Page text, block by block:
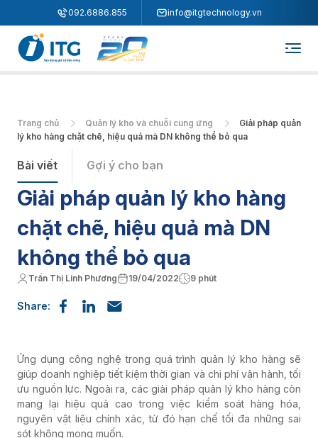
092.6886.855 info@itgtechnology.vn
Trang chủ Quản lý kho và chuỗi cung ứng
Giải pháp quản
lý kho hàng chặt chẽ, hiệu quả mà DN không thể bỏ qua
Bài viết Gợi ý cho bạn
Giải pháp quản lý kho hàng
chặt chẽ, hiệu quả mà DN
không thể bỏ qua
Trần Thị Linh Phương 19/04/2022 9 phút
Share:
Ứng dụng công nghệ trong quá trình quản lý kho hàng sẽ
giúp doanh nghiệp tiết kiệm thời gian và chi phí vận hành, tối
ưu nguồn lực. Ngoài ra, các giải pháp quản lý kho hàng còn
mang lại hiệu quả cao trong việc kiểm soát hàng hóa,
nguyên vật liệu chính xác, từ đó hạn chế tối đa những sai
sót không mong muốn.